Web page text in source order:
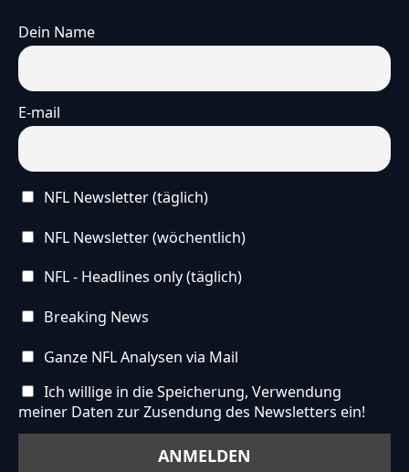
Dein Name
E-mail
NFL Newsletter (täglich)
NFL Newsletter (wöchentlich)
NFL - Headlines only (täglich)
Breaking News
Ganze NFL Analysen via Mail
Ich willige in die Speicherung, Verwendung
meiner Daten zur Zusendung des Newsletters ein!